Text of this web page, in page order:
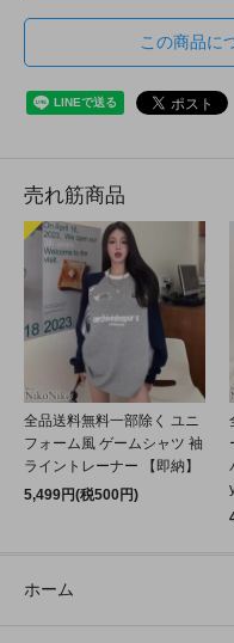
この商品に
売れ筋商品
全品送料無料一部除く ユニ
フォーム風 ゲームシャツ 袖
ライントレーナー 【即納】
5,499円(税500円)
ホーム